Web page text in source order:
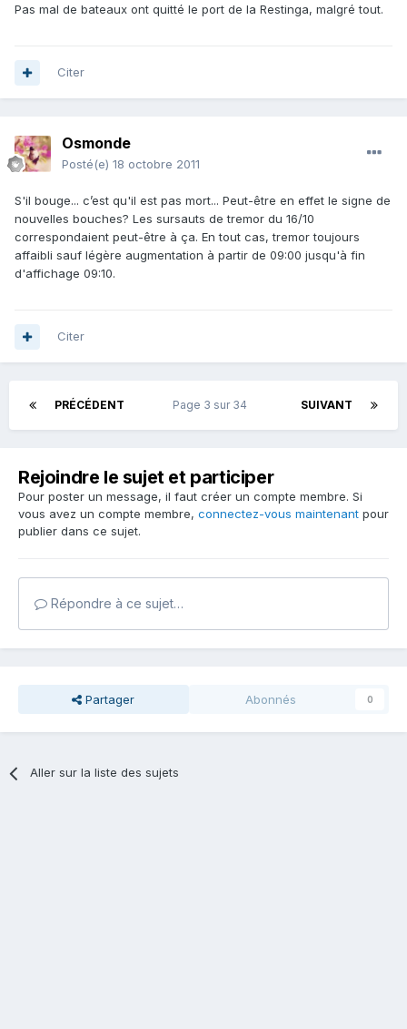
Pas mal de bateaux ont quitté le port de la Restinga, malgré tout.
Citer
Osmonde
Posté(e) 18 octobre 2011
S'il bouge... c’est qu'il est pas mort... Peut-être en effet le signe de
nouvelles bouches? Les sursauts de tremor du 16/10
correspondaient peut-être à ça. En tout cas, tremor toujours
affaibli sauf légère augmentation à partir de 09:00 jusqu'à fin
d'affichage 09:10.
Citer
PRÉCÉDENT SUIVANT
Page 3 sur 34
Rejoindre le sujet et participer
Pour poster un message, il faut créer un compte membre. Si
vous avez un compte membre, connectez-vous maintenant pour
publier dans ce sujet.
Répondre à ce sujet…
Partager Abonnés 0
Aller sur la liste des sujets